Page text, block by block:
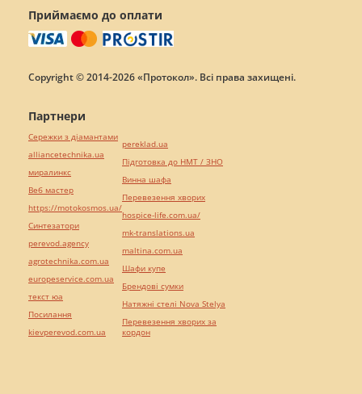
Приймаємо до оплати
Copyright © 2014-2026 «Протокол». Всі права захищені.
Партнери
Сережки з діамантами
alliancetechnika.ua
миралинкс
Веб мастер
https://motokosmos.ua/
Синтезатори
perevod.agency
agrotechnika.com.ua
europeservice.com.ua
текст юа
Посилання
kievperevod.com.ua
pereklad.ua
Підготовка до НМТ / ЗНО
Винна шафа
Перевезення хворих
hospice-life.com.ua/
mk-translations.ua
maltina.com.ua
Шафи купе
Брендові сумки
Натяжні стелі Nova Stelya
Перевезення хворих за
кордон